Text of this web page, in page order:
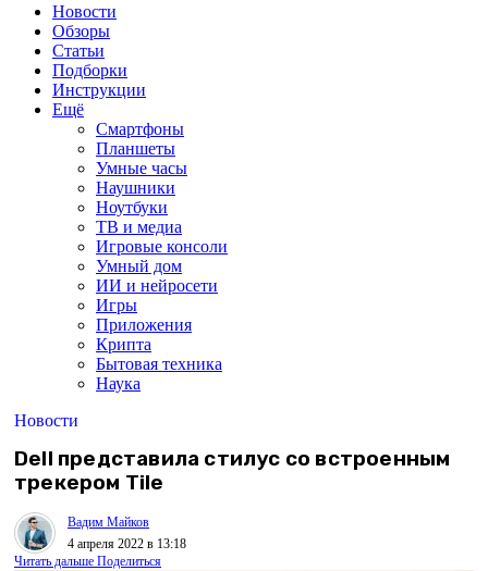
Новости
Обзоры
Статьи
Подборки
Инструкции
Ещё
Смартфоны
Планшеты
Умные часы
Наушники
Ноутбуки
ТВ и медиа
Игровые консоли
Умный дом
ИИ и нейросети
Игры
Приложения
Крипта
Бытовая техника
Наука
Новости
Dell представила стилус со встроенным
трекером Tile
Вадим Майков
4 апреля 2022 в 13:18
Читать дальше Поделиться